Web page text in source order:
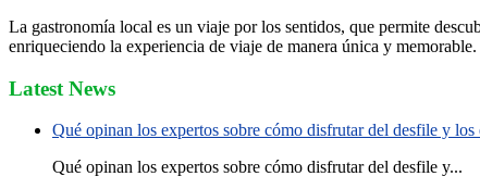
La gastronomía local es un viaje por los sentidos, que permite
enriqueciendo la experiencia de viaje de manera única y memorable.
Latest News
Qué opinan los expertos sobre cómo disfrutar del desfile y los
Qué opinan los expertos sobre cómo disfrutar del desfile y...